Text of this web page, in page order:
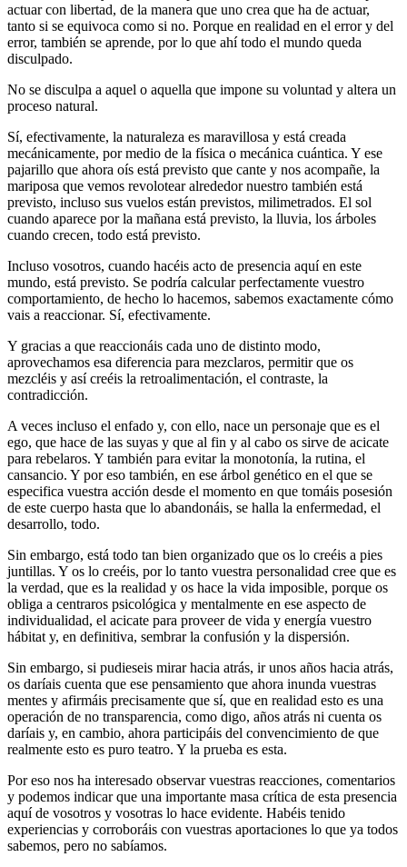
actuar con libertad, de la manera que uno crea que ha de actuar,
tanto si se equivoca como si no. Porque en realidad en el error y del
error, también se aprende, por lo que ahí todo el mundo queda
disculpado.
No se disculpa a aquel o aquella que impone su voluntad y altera un
proceso natural.
Sí, efectivamente, la naturaleza es maravillosa y está creada
mecánicamente, por medio de la física o mecánica cuántica. Y ese
pajarillo que ahora oís está previsto que cante y nos acompañe, la
mariposa que vemos revolotear alrededor nuestro también está
previsto, incluso sus vuelos están previstos, milimetrados. El sol
cuando aparece por la mañana está previsto, la lluvia, los árboles
cuando crecen, todo está previsto.
Incluso vosotros, cuando hacéis acto de presencia aquí en este
mundo, está previsto. Se podría calcular perfectamente vuestro
comportamiento, de hecho lo hacemos, sabemos exactamente cómo
vais a reaccionar. Sí, efectivamente.
Y gracias a que reaccionáis cada uno de distinto modo,
aprovechamos esa diferencia para mezclaros, permitir que os
mezcléis y así creéis la retroalimentación, el contraste, la
contradicción.
A veces incluso el enfado y, con ello, nace un personaje que es el
ego, que hace de las suyas y que al fin y al cabo os sirve de acicate
para rebelaros. Y también para evitar la monotonía, la rutina, el
cansancio. Y por eso también, en ese árbol genético en el que se
especifica vuestra acción desde el momento en que tomáis posesión
de este cuerpo hasta que lo abandonáis, se halla la enfermedad, el
desarrollo, todo.
Sin embargo, está todo tan bien organizado que os lo creéis a pies
juntillas. Y os lo creéis, por lo tanto vuestra personalidad cree que es
la verdad, que es la realidad y os hace la vida imposible, porque os
obliga a centraros psicológica y mentalmente en ese aspecto de
individualidad, el acicate para proveer de vida y energía vuestro
hábitat y, en definitiva, sembrar la confusión y la dispersión.
Sin embargo, si pudieseis mirar hacia atrás, ir unos años hacia atrás,
os daríais cuenta que ese pensamiento que ahora inunda vuestras
mentes y afirmáis precisamente que sí, que en realidad esto es una
operación de no transparencia, como digo, años atrás ni cuenta os
daríais y, en cambio, ahora participáis del convencimiento de que
realmente esto es puro teatro. Y la prueba es esta.
Por eso nos ha interesado observar vuestras reacciones, comentarios
y podemos indicar que una importante masa crítica de esta presencia
aquí de vosotros y vosotras lo hace evidente. Habéis tenido
experiencias y corroboráis con vuestras aportaciones lo que ya todos
sabemos, pero no sabíamos.